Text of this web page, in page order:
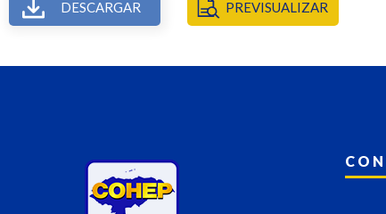
DESCARGAR PREVISUALIZAR